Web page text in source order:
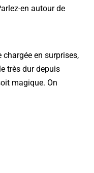
en autour de
en surprises,
très dur depuis
magique. On